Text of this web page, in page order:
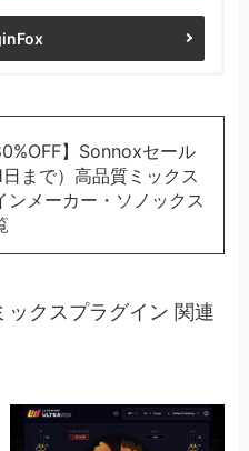
】Sonnoxセール
日まで）高品質ミックス
ンメーカー・ソノックス
ックスプラグイン 関連